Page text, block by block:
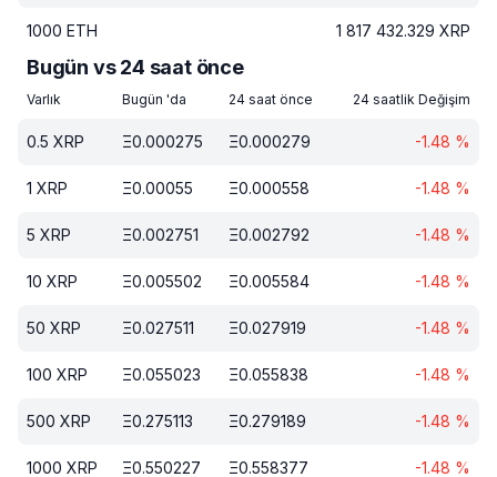
1000 ETH 1 817 432.329 XRP
Bugün vs 24 saat önce
Varlık Bugün 'da 24 saat önce 24 saatlik Değişim
0.5 XRP Ξ0.000275 Ξ0.000279 -1.48 %
1 XRP Ξ0.00055 Ξ0.000558 -1.48 %
5 XRP Ξ0.002751 Ξ0.002792 -1.48 %
10 XRP Ξ0.005502 Ξ0.005584 -1.48 %
50 XRP Ξ0.027511 Ξ0.027919 -1.48 %
100 XRP Ξ0.055023 Ξ0.055838 -1.48 %
500 XRP Ξ0.275113 Ξ0.279189 -1.48 %
1000 XRP Ξ0.550227 Ξ0.558377 -1.48 %